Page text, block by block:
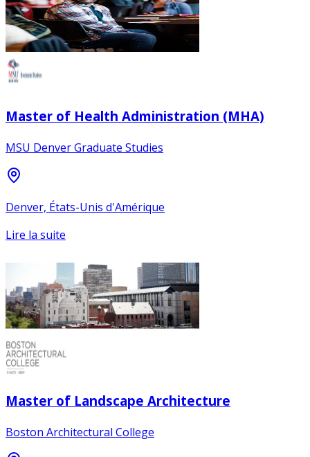
Master of Health Administration (MHA)
MSU Denver Graduate Studies
Denver, États-Unis d'Amérique
Lire la suite
Master of Landscape Architecture
Boston Architectural College